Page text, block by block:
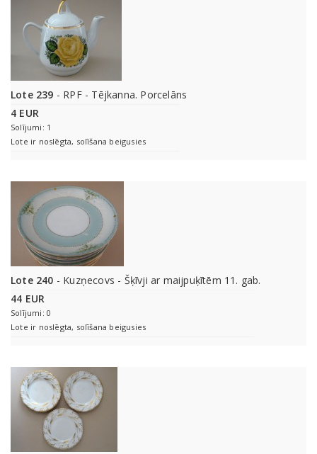
Lote 239 - RPF - Tējkanna. Porcelāns
4 EUR
Solījumi: 1
Lote ir noslēgta, solīšana beigusies
Lote 240 - Kuzņecovs - Šķīvji ar maijpuķītēm 11. gab.
44 EUR
Solījumi: 0
Lote ir noslēgta, solīšana beigusies